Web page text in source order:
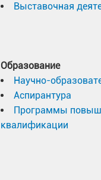
Выставочная
Образование
Научно-
Аспирантура
Программы
квалификации